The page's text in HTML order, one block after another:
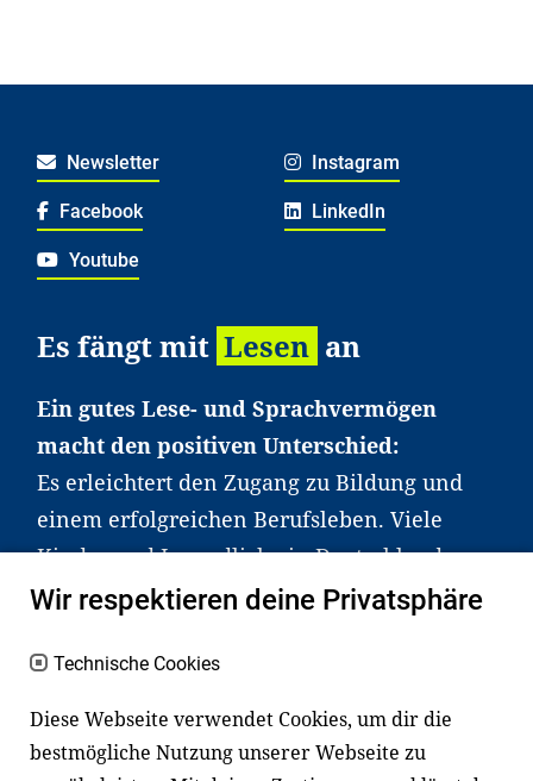
Newsletter Instagram
Facebook LinkedIn
Youtube
Es fängt mit Lesen an
Ein gutes Lese- und Sprachvermögen
macht den positiven Unterschied:
Es erleichtert den Zugang zu Bildung und
einem erfolgreichen Berufsleben. Viele
Kinder und Jugendliche in Deutschland
haben aber große Schwierigkeiten dabei.
an Familien sowie an Erzieher*innen,
Lehrer*innen und andere
Fachexpert*innen. Dafür arbeiten wir eng
Wir respektieren deine Privatsphäre
Technische Cookies
Diese Webseite verwendet Cookies, um dir die
bestmögliche Nutzung unserer Webseite zu